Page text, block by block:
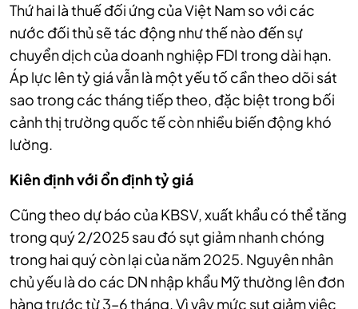
Thứ hai là thuế đối ứng của Việt Nam so với các
nước đối thủ sẽ tác động như thế nào đến sự
chuyển dịch của doanh nghiệp FDI trong dài hạn.
Áp lực lên tỷ giá vẫn là một yếu tố cần theo dõi sát
sao trong các tháng tiếp theo, đặc biệt trong bối
cảnh thị trường quốc tế còn nhiều biến động khó
lường.
Kiên định với ổn định tỷ giá
Cũng theo dự báo của KBSV, xuất khẩu có thể tăng
trong quý 2/2025 sau đó sụt giảm nhanh chóng
trong hai quý còn lại của năm 2025. Nguyên nhân
chủ yếu là do các DN nhập khẩu Mỹ thường lên đơn
hàng trước từ 3–6 tháng. Vì vậy mức sụt giảm việc